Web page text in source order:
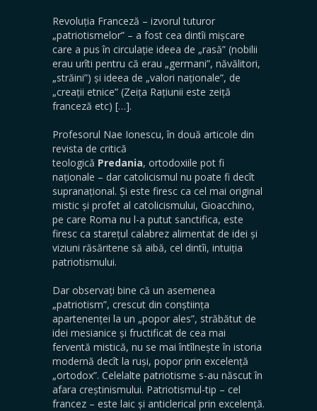
Revoluția Franceză – izvorul tuturor
„patriotisme­lor” – a fost cea dintîi mișcare
care a pus în circulație ideea de „rasă” (nobilii
erau urîti pentru că erau „ger­mani”, năvălitori,
„străini”) și ideea de „valori naționale”, de
„creații etnice” (Zeița Rațiunii este zeiță
franceză etc) […].
Profesorul Nae Ionescu, în două articole din
revista de critică
teologică Predania, ortodoxiile pot fi
naționale – dar catolicismul nu poate fi decît
supranațional. Și este firesc ca cel mai original
mistic și profet al catolicismu­lui, Gioacchino,
pe care Roma nu l-a putut sanctifica, este
firesc ca starețul calabrez alimentat de idei și
viziuni ră­săritene să aibă, cel dintîi, intuiția
patriotismului.
Dar observați bine că un asemenea
„patriotism”, crescut din conștiința
apartenenței la un „popor ales”, stră­bătut de
idei mesianice și fructificat de cea mai
ferventă mistică, nu se mai întîlnește în istoria
modernă decît la ruși, popor prin excelență
„ortodox”. Celelalte patriotis­me s-au născut în
afara creștinismului. Patriotismul-tip – cel
francez – este laic și anticlerical prin excelență.